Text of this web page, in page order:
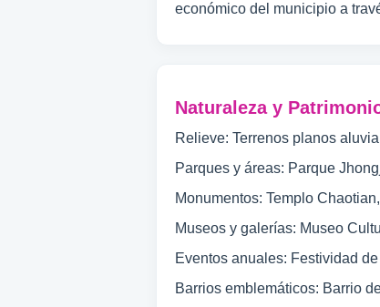
económico del municipio a
Naturaleza y
Relieve: Terrenos planos
Parques y áreas: Parque
Monumentos: Templo
Museos y galerías: Museo
Eventos anuales: Festividad
Barrios emblemáticos: Barrio